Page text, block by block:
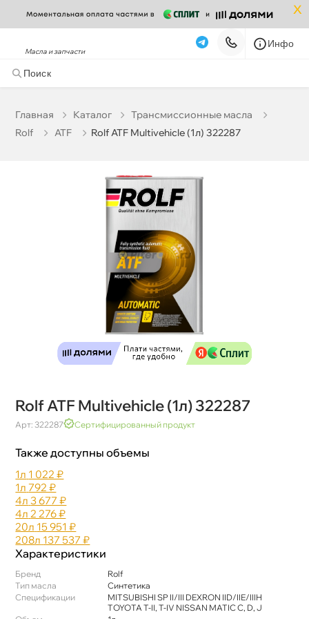
x
Масла и запчасти
Инфо
Главная Катало
Трансмиссионные масла
Rolf
ATF Rolf ATF Multivehicle (1л) 322287
Rolf ATF Multivehicle (1л) 322287
Арт: 322287 Сертифицированный продукт
Также доступны объемы
1л 1 022 ₽
1л 792 ₽
4л 3 677 ₽
4л 2 276 ₽
20л 15 951 ₽
208л 137 537 ₽
Характеристики
Бренд
Rolf
Тип масла
Синтетика
Спецификации
MITSUBISHI SP II/III DEXRON IID/IIЕ/IIIH
TOYOTA T-II, T-IV NISSAN MATIC C, D, J